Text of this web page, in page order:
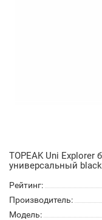
TOPEAK Uni Explorer
универсальный black
Рейтинг:
Производитель:
Модель: